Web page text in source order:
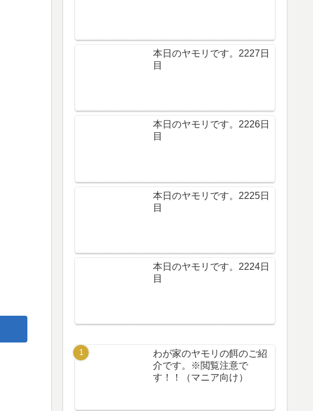
本日のヤモリです。2227日
目
本日のヤモリです。2226日
目
本日のヤモリです。2225日
目
本日のヤモリです。2224日
目
わが家のヤモリの餌のご紹
介です。※閲覧注意で
す！！（マニア向け）